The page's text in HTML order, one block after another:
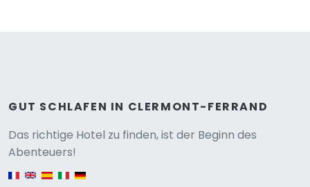
GUT SCHLAFEN IN CLERMONT-FERRAND
Das richtige Hotel zu finden, ist der Beginn des
Abenteuers!